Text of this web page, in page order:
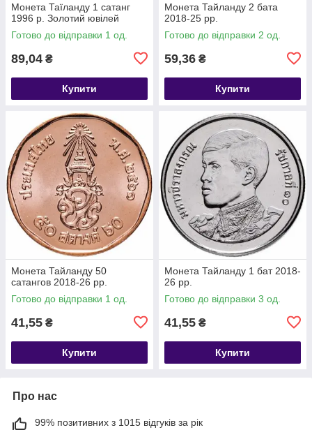
Монета Таїланду 1 сатанг
1996 р. Золотий ювілей
Готово до відправки 1 од.
89,04 ₴
Купити
Монета Тайланду 2 бата
2018-25 рр.
Готово до відправки 2 од.
59,36 ₴
Купити
Монета Тайланду 50
сатангов 2018-26 рр.
Готово до відправки 1 од.
41,55 ₴
Купити
Монета Тайланду 1 бат 2018-
26 рр.
Готово до відправки 3 од.
41,55 ₴
Купити
Про нас
99% позитивних з 1015 відгуків за рік